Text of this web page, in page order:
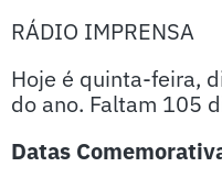
RÁDIO IMPRENSA
Hoje é quinta-feira,
do ano. Faltam 105
Datas